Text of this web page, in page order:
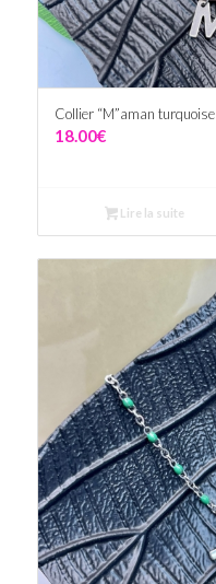
Collier “M”aman turquoise
18.00€
Lire la suite